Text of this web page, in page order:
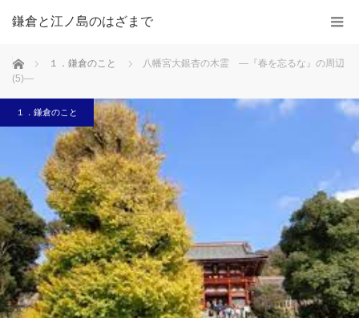
鎌倉と江ノ島のはざまで
ホーム １．鎌倉のこと
八幡宮大銀杏の木霊 ―『春を忘るな』の周辺
(5)―
１．鎌倉のこと